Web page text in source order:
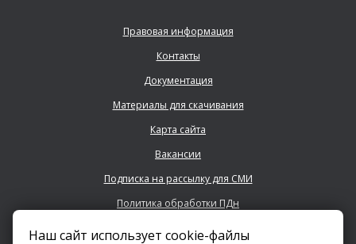
Правовая информация
Контакты
Документация
Материалы для скачивания
Карта сайта
Вакансии
Подписка на рассылку для СМИ
Политика обработки ПДн
Наш сайт использует cookie-файлы